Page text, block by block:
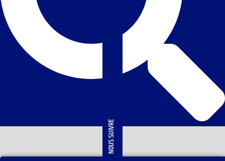
NOUS SUIVRE